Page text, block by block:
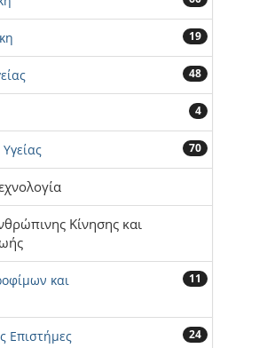
19
48
4
70
Κίνησης και
και
11
Επιστήμες 24